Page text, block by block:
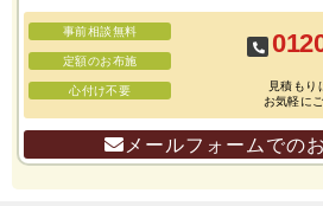
事前相談無料
定額のお布施
心付け不要 見積もり
お気軽に
メールフォームでの